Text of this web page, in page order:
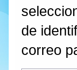
de
correo